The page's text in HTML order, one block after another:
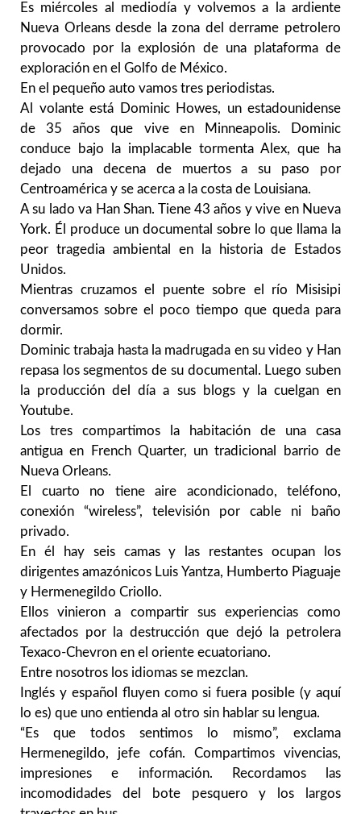
Es miércoles al mediodía y volvemos a la ardiente
Nueva Orleans desde la zona del derrame petrolero
provocado por la explosión de una plataforma de
exploración en el Golfo de México.
En el pequeño auto vamos tres periodistas.
Al volante está Dominic Howes, un estadounidense
de 35 años que vive en Minneapolis. Dominic
conduce bajo la implacable tormenta Alex, que ha
dejado una decena de muertos a su paso por
Centroamérica y se acerca a la costa de Louisiana.
A su lado va Han Shan. Tiene 43 años y vive en Nueva
York. Él produce un documental sobre lo que llama la
peor tragedia ambiental en la historia de Estados
Unidos.
Mientras cruzamos el puente sobre el río Misisipi
conversamos sobre el poco tiempo que queda para
dormir.
Dominic trabaja hasta la madrugada en su video y Han
repasa los segmentos de su documental. Luego suben
la producción del día a sus blogs y la cuelgan en
Youtube.
Los tres compartimos la habitación de una casa
antigua en French Quarter, un tradicional barrio de
Nueva Orleans.
El cuarto no tiene aire acondicionado, teléfono,
conexión “wireless”, televisión por cable ni baño
privado.
En él hay seis camas y las restantes ocupan los
dirigentes amazónicos Luis Yantza, Humberto Piaguaje
y Hermenegildo Criollo.
Ellos vinieron a compartir sus experiencias como
afectados por la destrucción que dejó la petrolera
Texaco-Chevron en el oriente ecuatoriano.
Entre nosotros los idiomas se mezclan.
Inglés y español fluyen como si fuera posible (y aquí
lo es) que uno entienda al otro sin hablar su lengua.
“Es que todos sentimos lo mismo”, exclama
Hermenegildo, jefe cofán. Compartimos vivencias,
impresiones e información. Recordamos las
incomodidades del bote pesquero y los largos